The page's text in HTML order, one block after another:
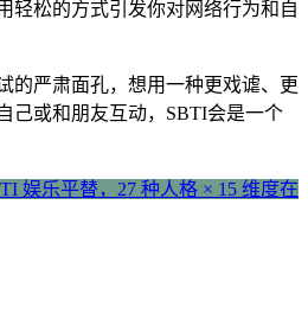
轻松的方式引发你对网络行为和自
的严肃面孔，想用一种更戏谑、更
己或和朋友互动，SBTI会是一个
娱乐平替，27 种人格 × 15 维度在